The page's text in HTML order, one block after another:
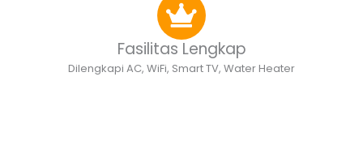
Fasilitas Lengkap
Dilengkapi AC, WiFi, Smart TV, Water Heater